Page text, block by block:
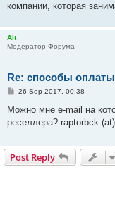
компании, которая
Alt
Модератор Форума
Re: способы
P
s
26 Sep 2017, 00:38
Можно мне e-mail на
реселлера? raptorbck
Post Reply